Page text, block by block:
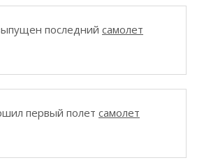
последний самолет
первый полет самолет